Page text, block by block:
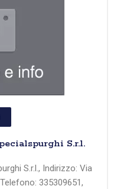
S.r.l.
S.r.l., Indirizzo: Via
335309651,